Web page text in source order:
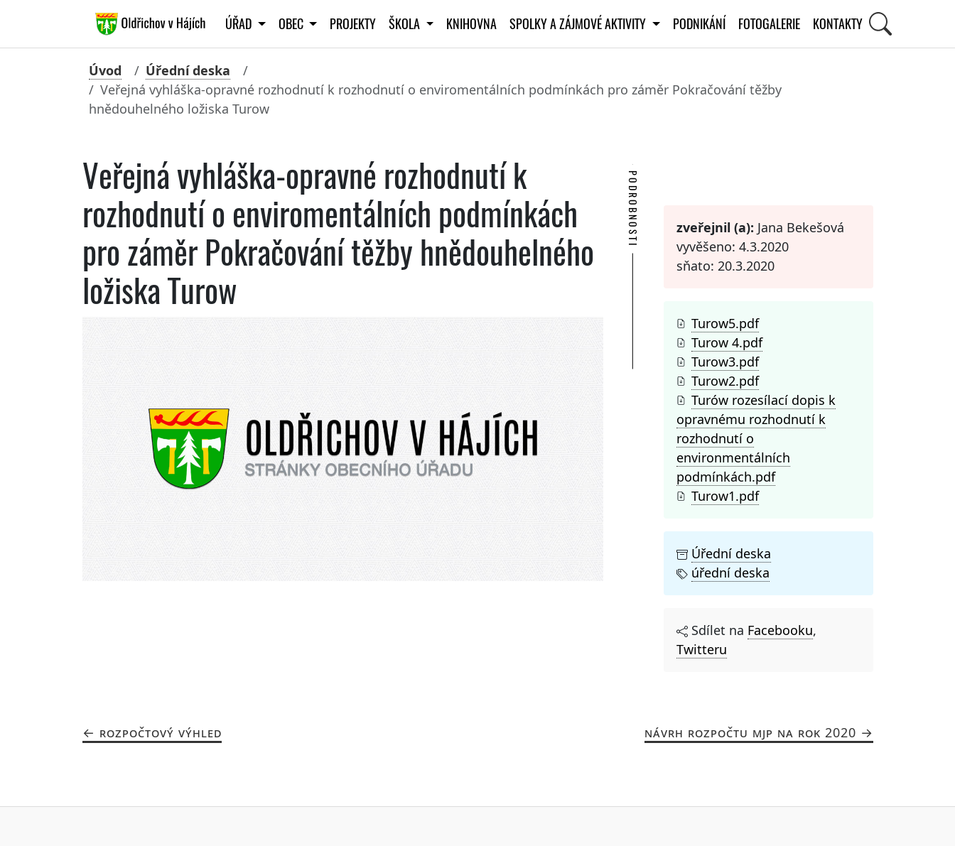
ÚŘAD OBEC PROJEKTY ŠKOLA KNIHOVNA SPOLKY A ZÁJMOVÉ AKTIVITY PODNIKÁNÍ FOTOGALERIE KONTAKTY
Úvod
Úřední deska
Veřejná vyhláška-opravné rozhodnutí k rozhodnutí o enviromentálních podmínkách pro záměr Pokračování těžby
hnědouhelného ložiska Turow
Veřejná vyhláška-opravné rozhodnutí k
rozhodnutí o enviromentálních podmínkách
pro záměr Pokračování těžby hnědouhelného
ložiska Turow
PODROBNOSTI zveřejnil (a): Jana Bekešová
vyvěšeno: 4.3.2020
sňato: 20.3.2020
Turow5.pdf
Turow 4.pdf
Turow3.pdf
Turow2.pdf
Turów rozesílací dopis k
opravnému rozhodnutí k
rozhodnutí o
environmentálních
podmínkách.pdf
Turow1.pdf
Úřední deska
úřední deska
Sdílet na Facebooku,
Twitteru
ROZPOČTOVÝ VÝHLED NÁVRH ROZPOČTU MJP NA ROK 2020